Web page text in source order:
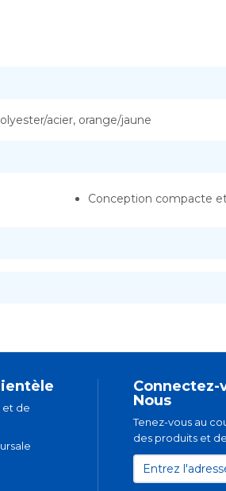
acier, orange/jaune
Conception compacte
et de
Connectez-
Nous
Tenez-vous au
des produits et